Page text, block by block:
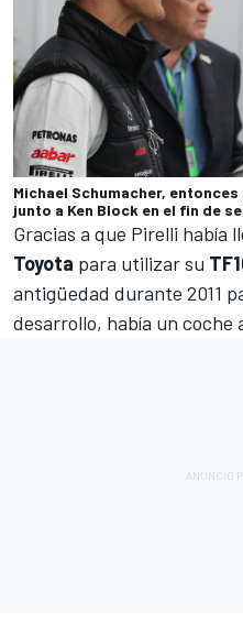
Michael Schumacher,
junto a Ken Block en el fin de
Gracias a que Pirelli había
Toyota para utilizar su
antigüedad durante 2011
desarrollo, había un coche